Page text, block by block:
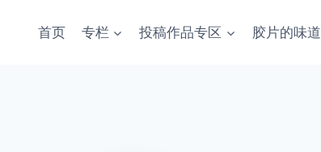
首页 专栏 投稿作品专区 胶片的味道